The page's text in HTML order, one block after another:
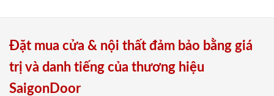
Đặt mua cửa & nội thất đảm bảo bằng giá
trị và danh tiếng của thương hiệu
SaigonDoor